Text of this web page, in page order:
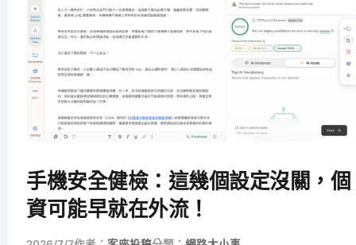
手機安全健檢：這幾個設定沒關，個
資可能早就在外流！